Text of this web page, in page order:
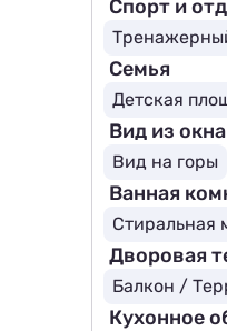
Спорт и
Семья
Детская
Вид из окна
Вид на горы
Ванная
Стиральная
Дворовая
Балкон /
Кухонное